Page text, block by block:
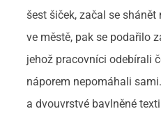
šest šiček, začal se
ve městě, pak se podařilo
jehož pracovníci odebírali
náporem nepomáhali
a dvouvrstvé bavlněné